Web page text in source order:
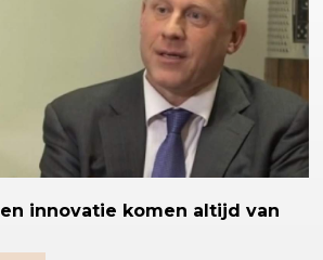
en innovatie komen altijd van